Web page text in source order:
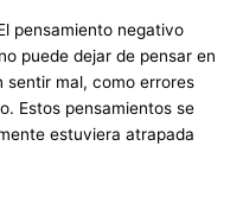
pensamiento negativo
puede dejar de pensar en
sentir mal, como errores
Estos pensamientos se
estuviera atrapada